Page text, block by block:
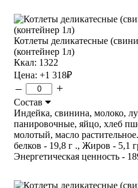
Котлеты деликатесные
(контейнер 1л)
Ккал: 1322
Цена: +1 318₽
– +
Состав
Индейка, свинина, молоко,
панировочные, яйцо, хлеб
молотый, масло
белков - 19,8 г ., Жиров - 5,1
Энергетическая ценность -